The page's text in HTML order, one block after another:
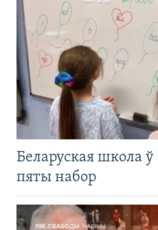
Беларуская школа
пяты набор